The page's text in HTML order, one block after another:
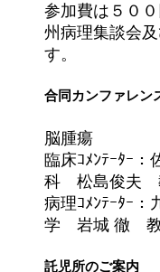
参加費は５０
州病理集談会
す。
合同カンファレン
脳腫瘍
臨床ｺﾒﾝﾃｰﾀｰ
科 松島俊夫
病理ｺﾒﾝﾃｰﾀｰ：
学 岩城 徹
託児所のご案内